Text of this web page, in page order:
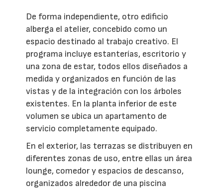
De forma independiente, otro edificio
alberga el atelier, concebido como un
espacio destinado al trabajo creativo. El
programa incluye estanterías, escritorio y
una zona de estar, todos ellos diseñados a
medida y organizados en función de las
vistas y de la integración con los árboles
existentes. En la planta inferior de este
volumen se ubica un apartamento de
servicio completamente equipado.
En el exterior, las terrazas se distribuyen en
diferentes zonas de uso, entre ellas un área
lounge, comedor y espacios de descanso,
organizados alrededor de una piscina